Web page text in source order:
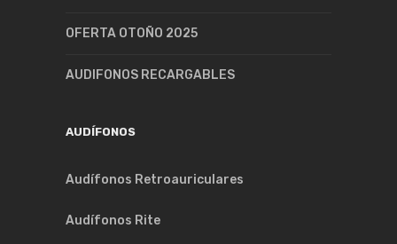
OFERTA OTOÑO 2025
AUDIFONOS RECARGABLES
AUDÍFONOS
Audífonos Retroauriculares
Audífonos Rite